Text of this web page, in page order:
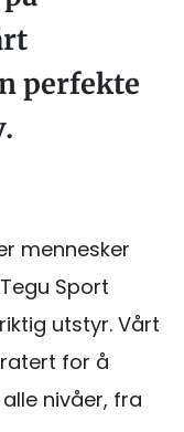
perfekte
mennesker
Sport
utstyr. Vårt
for å
nivåer, fra